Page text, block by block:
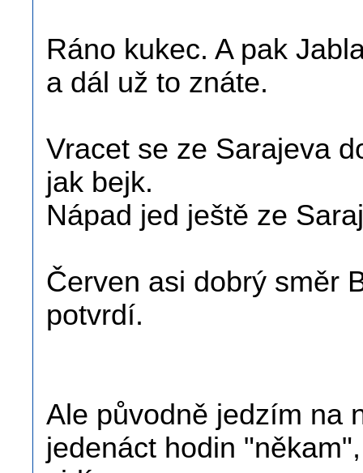
Ráno kukec. A pak
a dál už to znáte.
Vracet se ze Sarajeva
jak bejk.
Nápad jed ještě ze
Červen asi dobrý směr
potvrdí.
Ale původně jedzím na
jedenáct hodin